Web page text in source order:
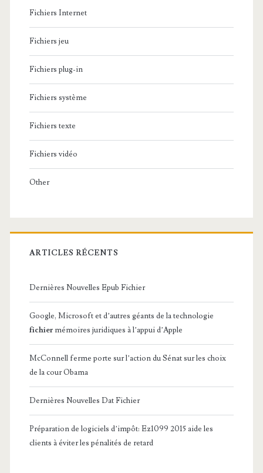
Fichiers Internet
Fichiers jeu
Fichiers plug-in
Fichiers système
Fichiers texte
Fichiers vidéo
Other
ARTICLES RÉCENTS
Dernières Nouvelles Epub Fichier
Google, Microsoft et d’autres géants de la technologie
fichier mémoires juridiques à l’appui d’Apple
McConnell ferme porte sur l’action du Sénat sur les choix
de la cour Obama
Dernières Nouvelles Dat Fichier
Préparation de logiciels d’impôt: Ez1099 2015 aide les
clients à éviter les pénalités de retard